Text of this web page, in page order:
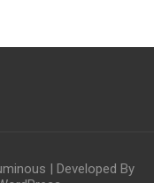
| Developed By